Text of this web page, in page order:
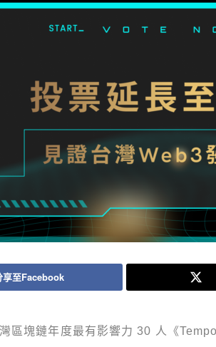
享至Facebook
區塊鏈年度最有影響力 30 人《